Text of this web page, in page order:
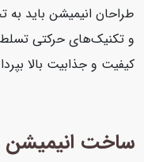
طراحان انیمیشن باید
و تکنیک‌های حرکتی تسلط
کیفیت و جذابیت بالا
ساخت انیمیشن